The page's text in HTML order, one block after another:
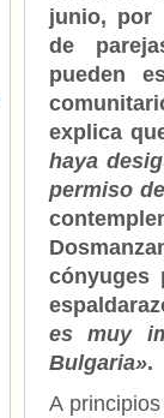
junio, por
de
pueden
explica
haya
permiso
cónyuges
es muy
Bulgaria».
A